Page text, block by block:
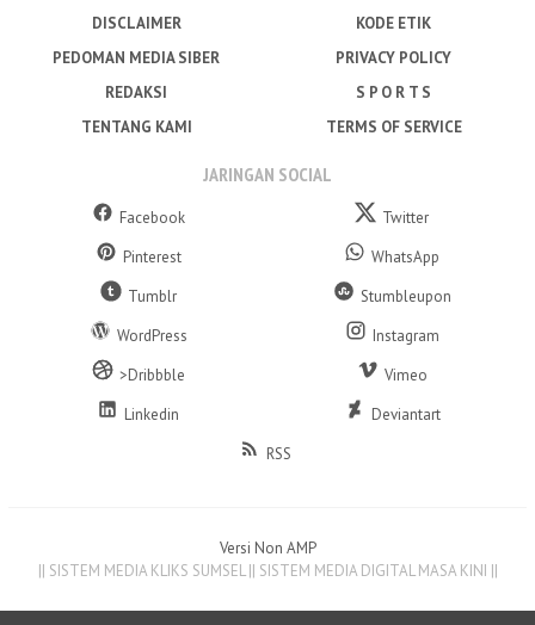
DISCLAIMER
KODE ETIK
PEDOMAN MEDIA SIBER
PRIVACY POLICY
REDAKSI
S P O R T S
TENTANG KAMI
TERMS OF SERVICE
JARINGAN SOCIAL
Facebook
Twitter
Pinterest
WhatsApp
Tumblr
Stumbleupon
WordPress
Instagram
>Dribbble
Vimeo
Linkedin
Deviantart
RSS
Versi Non AMP
|| SISTEM MEDIA KLIKS SUMSEL || SISTEM MEDIA DIGITAL MASA KINI ||